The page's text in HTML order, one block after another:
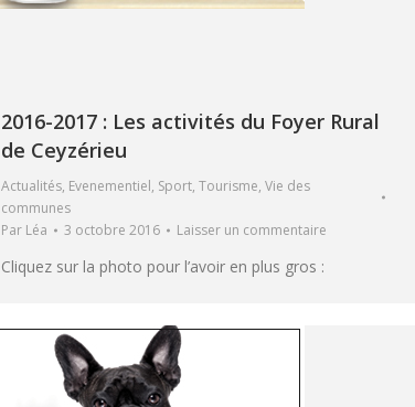
2016-2017 : Les activités du Foyer Rural
de Ceyzérieu
Actualités, Evenementiel, Sport, Tourisme, Vie des
communes
Par Léa 3 octobre 2016 Laisser un commentaire
Cliquez sur la photo pour l’avoir en plus gros :